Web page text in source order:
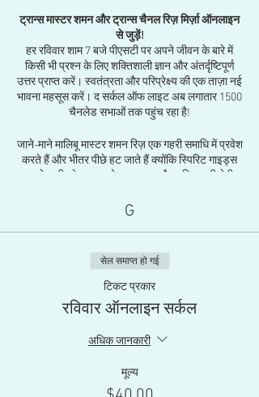
ट्रान्स मास्टर शमन और ट्रान्स चैनल रिज़ मिर्ज़ा ऑनलाइन
से जुड़ें!
हर रविवार शाम 7 बजे पीएसटी पर अपने जीवन के बारे में
किसी भी प्रश्न के लिए शक्तिशाली ज्ञान और अंतर्दृष्टिपूर्ण
उत्तर प्राप्त करें। स्वतंत्रता और परिप्रेक्ष्य की एक ताज़ा नई
भावना महसूस करें। द सर्कल ऑफ लाइट अब लगातार 1500
चैनलेड सभाओं तक पहुंच रहा है!
जाने-माने मालिबू मास्टर शमन रिज़ एक गहरी समाधि में प्रवेश
करते हैं और भीतर पीछे हट जाते हैं क्योंकि स्पिरिट गाइड्स
उनके शरीर के माध्यम से प्यार, ज्ञान और शक्तिशाली भेदी
ईगल, एक अविस्मरणीय, प्यार भरी उपस्थिति, आपके जीवन
जीवन के सभी पहलुओं, प्रेम, चेतना, और पूर्ण, गहरे, अधिक
जीवंत अस्तित्व को कैसे जिया जाए, इस पर चर्चा की गई है।
गाइड के साथ व्यक्तिगत सवालों के जवाब दिए जाते हैं। लोग
हंसते हैं, रोते हैं और मार्गदर्शन और स्पष्टता से जागते हैं।
प्रकाश का वृत्त लोगों को एक साथ लाता है और आपको बहुत
से उपचार और उत्तर प्राप्त होंगे।
घटना मूल्य: $ 40
G
सेल समाप्त हो गई
टिकट प्रकार
रविवार ऑनलाइन सर्कल
अधिक जानकारी
मूल्य